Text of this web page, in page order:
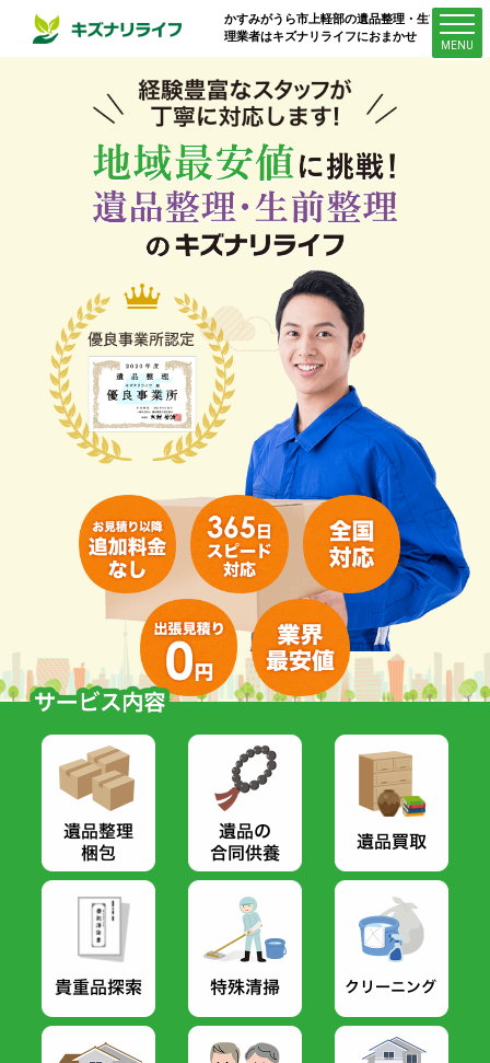
かすみがうら市上軽部の遺品整理・生前整
理業者はキズナリライフにおまかせ